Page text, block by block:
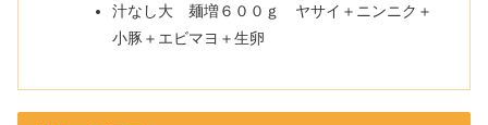
汁なし大 麺増６００ｇ ヤサイ＋ニンニク＋
小豚＋エビマヨ＋生卵